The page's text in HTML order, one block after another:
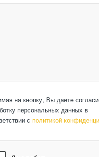
на кнопку, Вы даете
персональных данных в
с политикой